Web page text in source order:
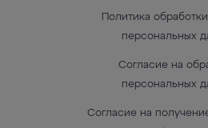
Политика
персональных
Согласие на
персональных
Согласие на